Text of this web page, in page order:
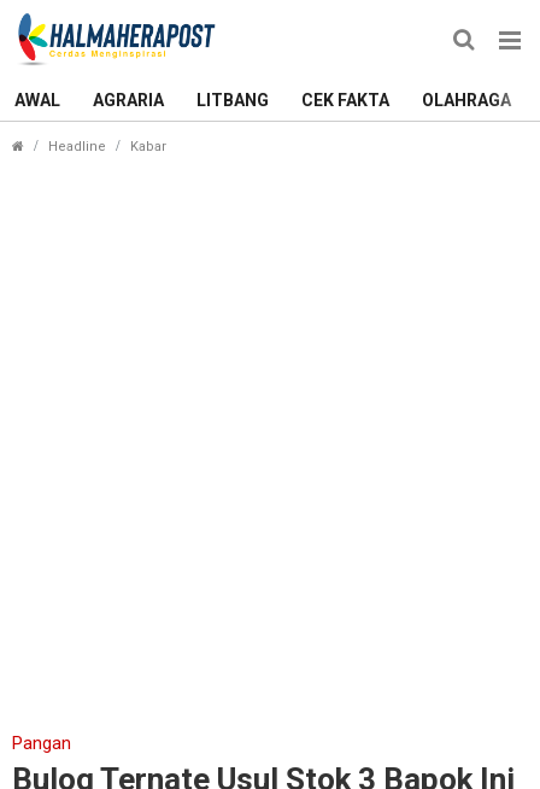
AWAL AGRARIA LITBANG CEK FAKTA OLAHRAGA
Headline Kabar
Pangan
Bulog Ternate Usul Stok 3 Bapok Ini